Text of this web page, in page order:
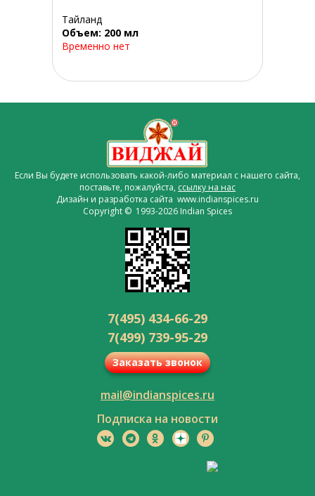
Тайланд
Объем: 200 мл
Временно нет
Если Вы будете использовать какой-либо материал с нашего сайта,
поставьте, пожалуйста, ссылку на нас
Дизайн и разработка сайта www.indianspices.ru
Copyright © 1993-2026 Indian Spices
7(495) 434-66-29
7(499) 739-95-29
Заказать звонок
mail@indianspices.ru
Подписка на новости